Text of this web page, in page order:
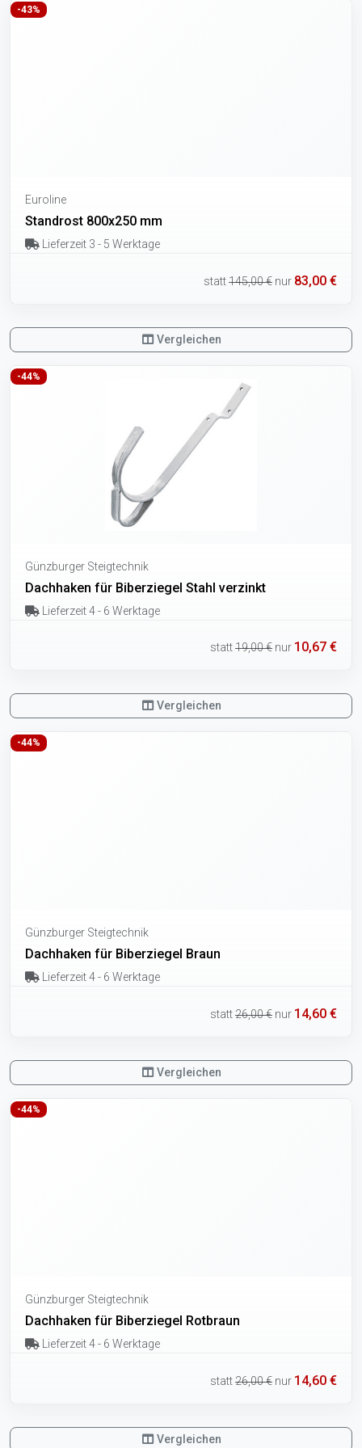
-43%
Euroline
Standrost 800x250 mm
Lieferzeit 3 - 5 Werktage
statt145,00 € nur 83,00 €
Vergleichen
-44%
Günzburger Steigtechnik
Dachhaken für Biberziegel Stahl verzinkt
Lieferzeit 4 - 6 Werktage
statt19,00 € nur 10,67 €
Vergleichen
-44%
Günzburger Steigtechnik
Dachhaken für Biberziegel Braun
Lieferzeit 4 - 6 Werktage
statt26,00 € nur 14,60 €
Vergleichen
-44%
Günzburger Steigtechnik
Dachhaken für Biberziegel Rotbraun
Lieferzeit 4 - 6 Werktage
statt26,00 € nur 14,60 €
Vergleichen